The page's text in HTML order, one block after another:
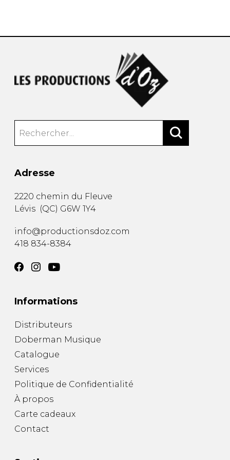
Adresse
2220 chemin du Fleuve
Lévis (QC) G6W 1Y4
info@productionsdoz.com
418 834-8384
Informations
Distributeurs
Doberman Musique
Catalogue
Services
Politique de Confidentialité
À propos
Carte cadeaux
Contact